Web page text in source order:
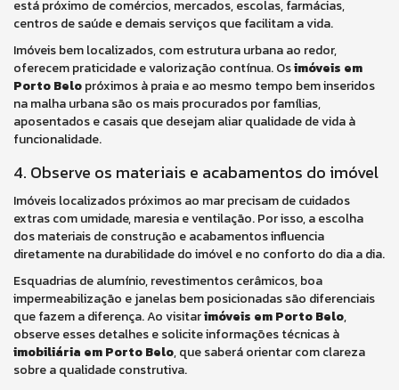
está próximo de comércios, mercados, escolas, farmácias,
centros de saúde e demais serviços que facilitam a vida.
Imóveis bem localizados, com estrutura urbana ao redor,
oferecem praticidade e valorização contínua. Osimóveis em
Porto Belopróximos à praia e ao mesmo tempo bem inseridos
na malha urbana são os mais procurados por famílias,
aposentados e casais que desejam aliar qualidade de vida à
funcionalidade.
4. Observe os materiais e acabamentos do imóvel
Imóveis localizados próximos ao mar precisam de cuidados
extras com umidade, maresia e ventilação. Por isso, a escolha
dos materiais de construção e acabamentos influencia
diretamente na durabilidade do imóvel e no conforto do dia a dia.
Esquadrias de alumínio, revestimentos cerâmicos, boa
impermeabilização e janelas bem posicionadas são diferenciais
que fazem a diferença. Ao visitarimóveis em Porto Belo,
observe esses detalhes e solicite informações técnicas à
imobiliária em Porto Belo, que saberá orientar com clareza
sobre a qualidade construtiva.